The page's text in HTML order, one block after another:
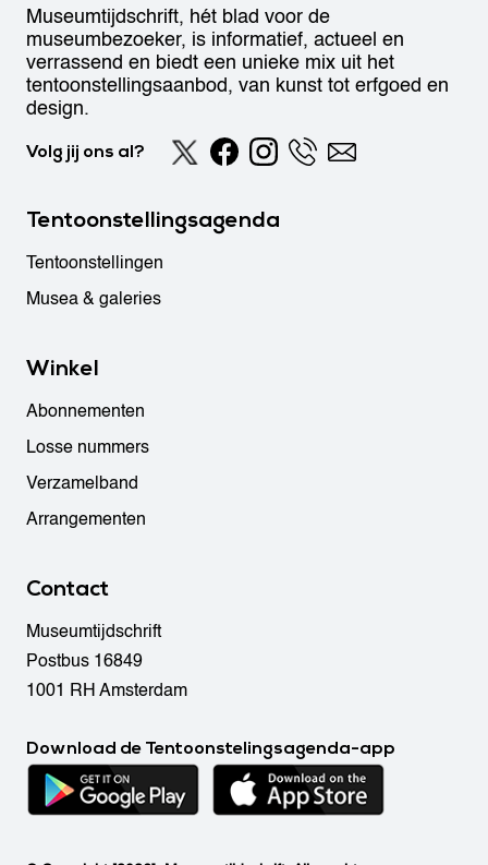
Museumtijdschrift, hét blad voor de
museumbezoeker, is informatief, actueel en
verrassend en biedt een unieke mix uit het
tentoonstellingsaanbod, van kunst tot erfgoed en
design.
Volg jij ons al?
Tentoonstellingsagenda
Tentoonstellingen
Musea & galeries
Winkel
Abonnementen
Losse nummers
Verzamelband
Arrangementen
Contact
Museumtijdschrift
Postbus 16849
1001 RH Amsterdam
Download de Tentoonstelingsagenda-app